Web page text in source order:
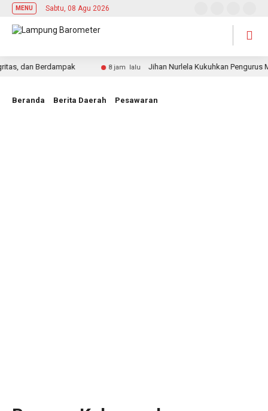
MENU Sabtu, 08 Agu 2026
dan Berdampak 8 jam lalu Jihan Nurlela Kukuhkan Pengurus
Beranda Berita Daerah Pesawaran